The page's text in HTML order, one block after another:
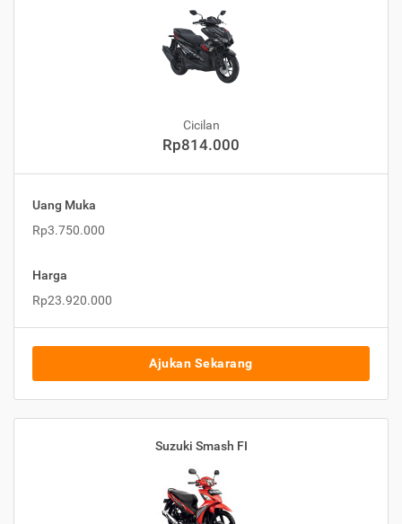
Cicilan
Rp814.000
Uang Muka
Rp3.750.000
Harga
Rp23.920.000
Ajukan Sekarang
Suzuki Smash FI